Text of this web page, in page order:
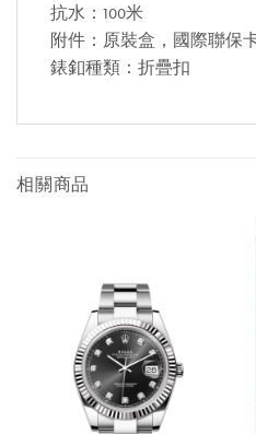
抗水：100米
附件：原裝盒，國際聯保
錶釦種類：折疊扣
相關商品